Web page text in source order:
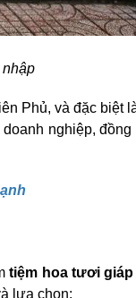
Phủ, và đặc biệt
nghiệp,
tiệm hoa tươi
lựa chọn: